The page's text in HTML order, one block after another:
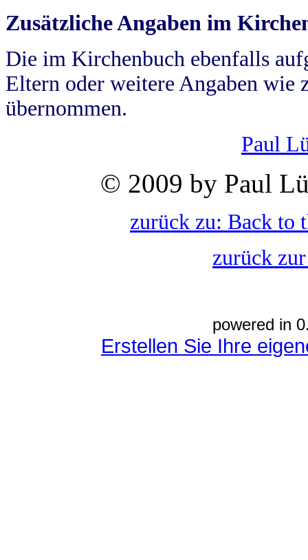
Zusätzliche Angaben im
Die im Kirchenbuch ebenfalls
Eltern oder weitere Angaben wie
übernommen.
Paul
© 2009 by Paul
zurück zu: Back to
zurück
powered in
Erstellen Sie Ihre